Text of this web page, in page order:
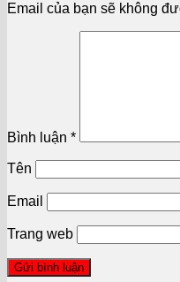
Email của bạn sẽ không
Bình luận *
Tên
Email
Trang web